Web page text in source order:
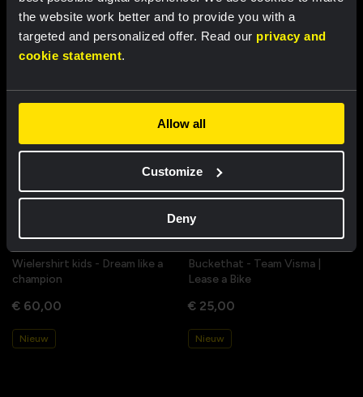
the website work better and to provide you with a
targeted and personalized offer. Read our privacy and
cookie statement.
Allow all
Customize
Deny
€ 85,00
Nieuw
€ 85,00
Wielershirt kids - Dream like a
champion
€ 60,00
Nieuw
Buckethat - Team Visma |
Lease a Bike
€ 25,00
Nieuw